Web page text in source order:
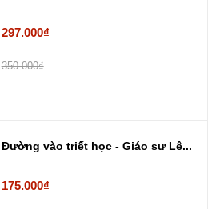
297.000₫
350.000₫
Đường vào triết học - Giáo sư Lê...
175.000₫